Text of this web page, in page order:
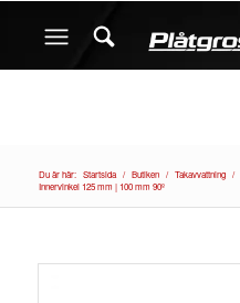
Du är här: Startsida / Butiken / Takavvattning /
Innervinkel 125 mm | 100 mm 90º